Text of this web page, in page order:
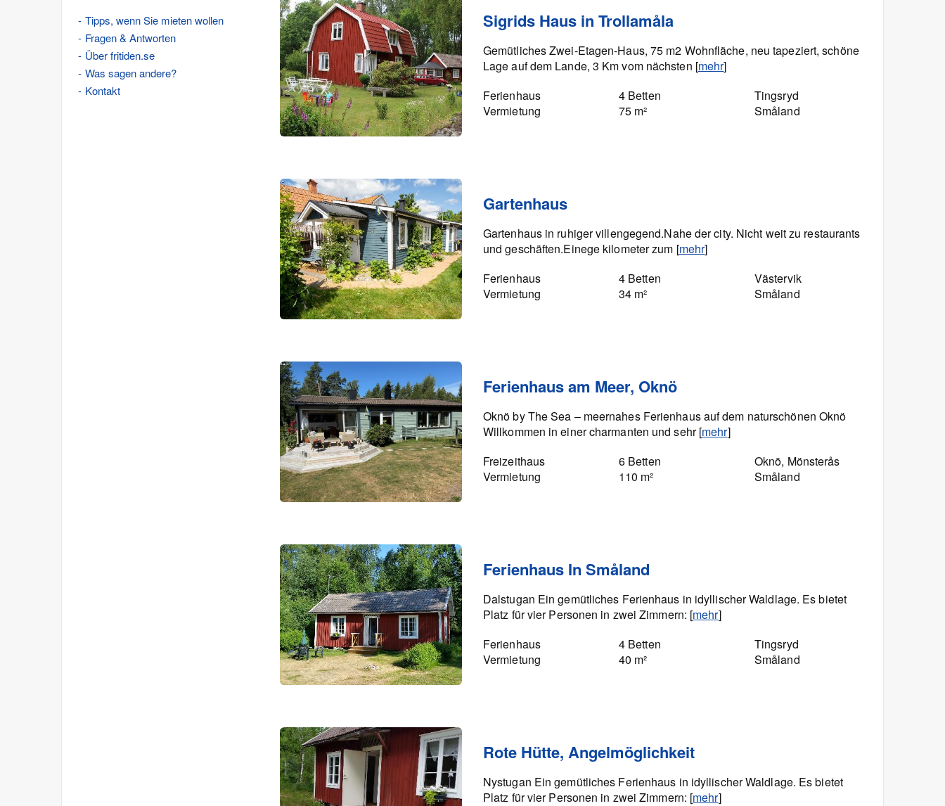
Tipps, wenn Sie mieten wollen
Fragen & Antworten
Über fritiden.se
Was sagen andere?
Kontakt
Sigrids Haus in Trollamåla
Gemütliches Zwei-Etagen-Haus, 75 m2 Wohnfläche, neu tapeziert, schöne
Lage auf dem Lande, 3 Km vom nächsten [mehr]
Ferienhaus
Vermietung
4 Betten
75 m²
Tingsryd
Småland
Gartenhaus
Gartenhaus in ruhiger villengegend.Nahe der city. Nicht weit zu restaurants
und geschäften.Einege kilometer zum [mehr]
Ferienhaus
Vermietung
4 Betten
34 m²
Västervik
Småland
Ferienhaus am Meer, Oknö
Oknö by The Sea – meernahes Ferienhaus auf dem natur­schönen Oknö
Willkommen in einer charmanten und sehr [mehr]
Freizeithaus
Vermietung
6 Betten
110 m²
Oknö, Mönsterås
Småland
Ferienhaus In Småland
Dalstugan Ein gemütliches Ferienhaus in idyllischer Waldlage. Es bietet
Platz für vier Personen in zwei Zimmern: [mehr]
Ferienhaus
Vermietung
4 Betten
40 m²
Tingsryd
Småland
Rote Hütte, Angelmöglichkeit
Nystugan Ein gemütliches Ferienhaus in idyllischer Waldlage. Es bietet
Platz für vier Personen in zwei Zimmern: [mehr]